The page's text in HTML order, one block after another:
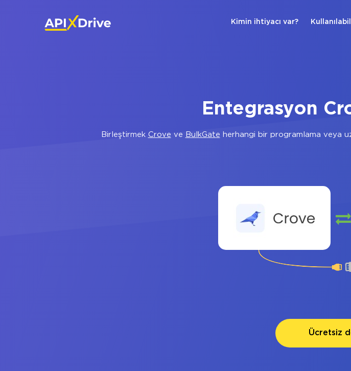
Kimin ihtiyacı var?
Entegrasyon
Birleştirmek Crove ve BulkGate herhangi bir programlama veya
Ücretsiz